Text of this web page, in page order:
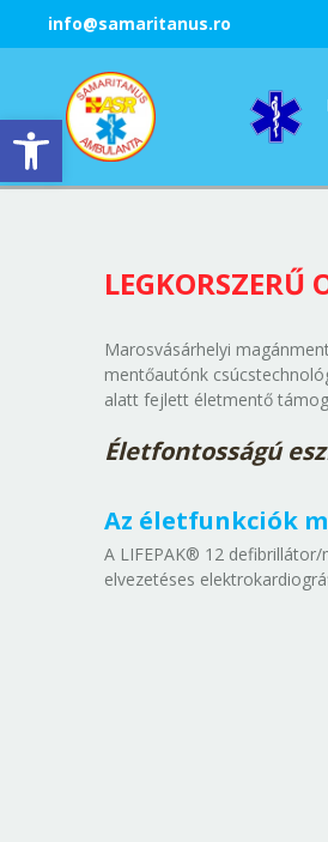
Eszköztár megnyitása
info@samaritanus.ro
Marosvásárhelyi
mentőautónk
alatt fejlett életmentő
Életfontosságú
Az életfunkciók
A LIFEPAK® 12
elvezetéses